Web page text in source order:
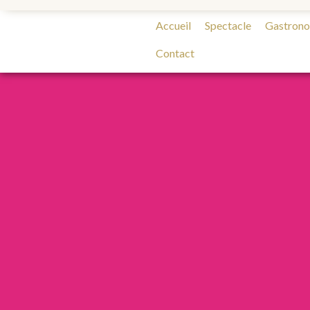
Accueil Spectacle
Contact